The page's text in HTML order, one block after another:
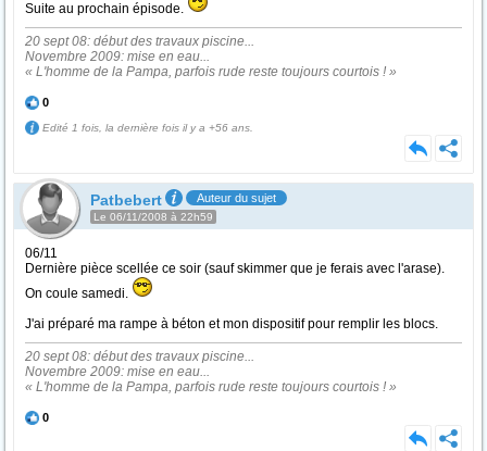
Suite au prochain épisode.
20 sept 08: début des travaux piscine...
Novembre 2009: mise en eau...
« L'homme de la Pampa, parfois rude reste toujours courtois ! »
0
Edité 1 fois, la dernière fois il y a +56 ans.
Patbebert Auteur du sujet
Le 06/11/2008 à 22h59
06/11
Dernière pièce scellée ce soir (sauf skimmer que je ferais avec l'arase).
On coule samedi.
J'ai préparé ma rampe à béton et mon dispositif pour remplir les blocs.
20 sept 08: début des travaux piscine...
Novembre 2009: mise en eau...
« L'homme de la Pampa, parfois rude reste toujours courtois ! »
0